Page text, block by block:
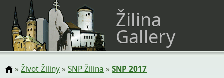
Žilina
Gallery
»Život Žiliny»SNP Žilina »SNP 2017